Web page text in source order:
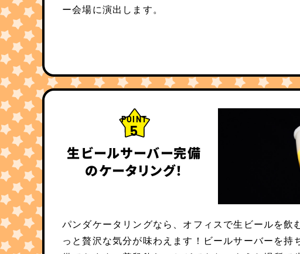
ー会場に演出します。
POINT
5
生ビールサーバー完備
のケータリング！
パンダケータリングなら、オフィスで生ビールを飲
っと贅沢な気分が味わえます！ビールサーバーを持